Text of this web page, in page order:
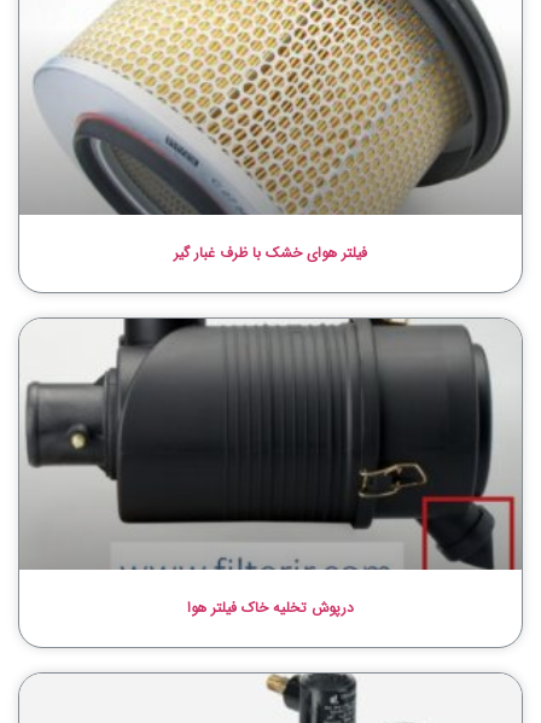
فیلتر هوای خشک با ظرف غبار گیر
درپوش تخلیه خاک فیلتر هوا